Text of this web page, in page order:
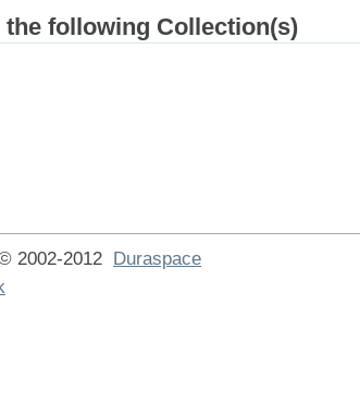
following Collection(s)
2002-2012 Duraspace